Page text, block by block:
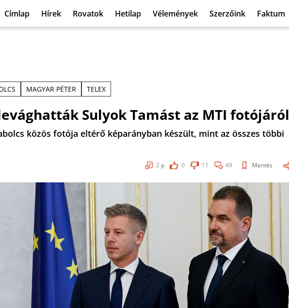
Címlap Hírek Rovatok Hetilap Vélemények Szerzőink Faktum
MAGYAR PÉTER TELEX
Sulyok Tamást az MTI fotójáról
közös fotója eltérő képarányban készült, mint az összes többi
2 p 0 11 49 Mentés